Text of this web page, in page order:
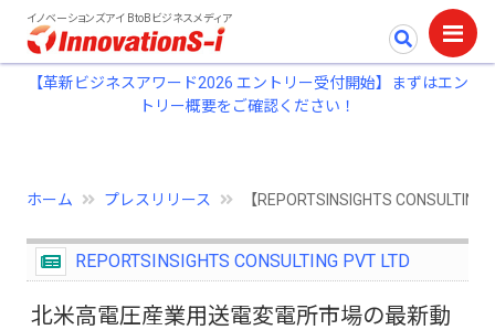
イノベーションズアイ BtoBビジネスメディア
【革新ビジネスアワード2026 エントリー受付開始】まずはエン
トリー概要をご確認ください！
ホーム プレスリリース 【REPORTSINSIGHTS
REPORTSINSIGHTS CONSULTING PVT LTD
北米高電圧産業用送電変電所市場の最新動